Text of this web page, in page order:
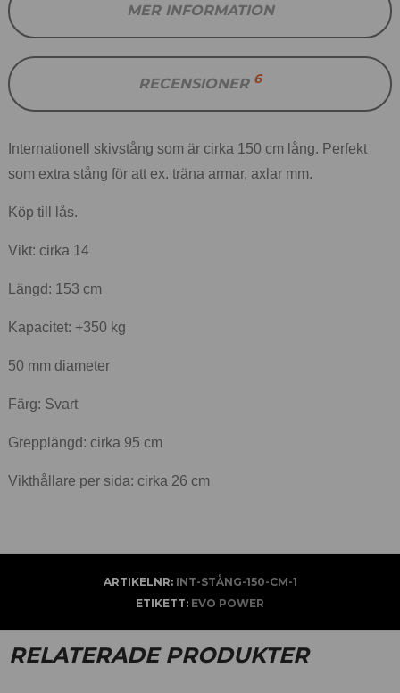
MER INFORMATION
RECENSIONER 6
Internationell skivstång som är cirka 150 cm lång. Perfekt
som extra stång för att ex. träna armar, axlar mm.
Köp till lås.
Vikt: cirka 14
Längd: 153 cm
Kapacitet: +350 kg
50 mm diameter
Färg: Svart
Grepplängd: cirka 95 cm
Vikthållare per sida: cirka 26 cm
ARTIKELNR: INT-STÅNG-150-CM-1
ETIKETT: EVO POWER
RELATERADE PRODUKTER